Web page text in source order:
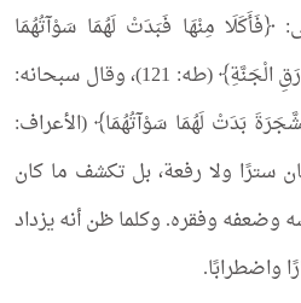
﴿فَأَكَلَا مِنْهَا فَبَدَتْ لَهُمَا سَوْآتُهُمَا
وَطَفِقَا يَخْصِفَانِ عَلَيْهِمَا مِن وَرَقِ الْجَنَّةِ﴾ (طه: 121)، وقال سبحانه:
بَدَتْ لَهُمَا سَوْآتُهُمَا﴾ (الأعراف:
سترًا ولا رفعة، بل تكشف ما كان
وضعفه وفقره. وكلما ظن أنه يزداد
واضطرابًا.